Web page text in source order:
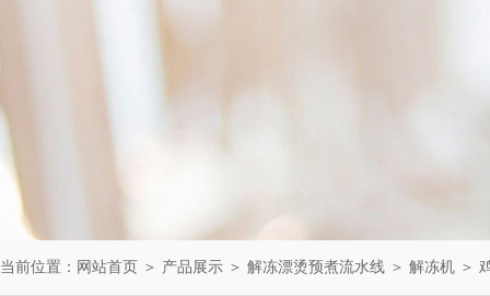
当前位置： 网站首页 ＞ 产品展示 ＞ 解冻漂烫预煮流水线 ＞ 解冻机 ＞